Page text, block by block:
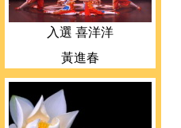
入選 喜洋洋
黃進春